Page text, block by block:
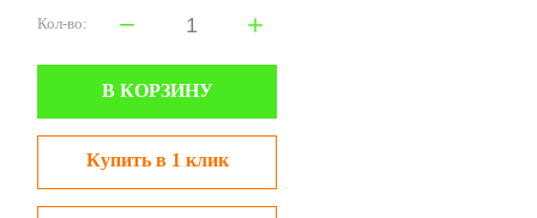
Кол-во:
В КОРЗИНУ
Купить в 1 клик